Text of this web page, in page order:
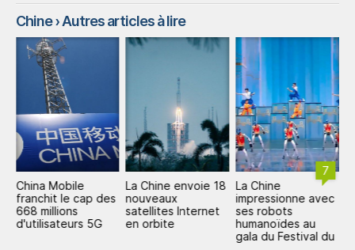
Chine› Autres articles à lire
China Mobile
franchit le cap des
668 millions
d'utilisateurs 5G
La Chine envoie 18
nouveaux
satellites Internet
en orbite
7
La Chine
impressionne avec
ses robots
humanoïdes au
gala du Festival du